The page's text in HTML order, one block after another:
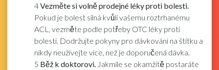
4Vezměte si volně prodejné léky proti bolesti.
Pokud je bolest silná kvůli vašemu roztrhanému
ACL, vezměte podle potřeby OTC léky proti
bolesti. Dodržujte pokyny pro dávkování na štítku a
nikdy neužívejte více, než je doporučená dávka.
5 Běž k doktorovi. Jakmile se okamžitě postaráte